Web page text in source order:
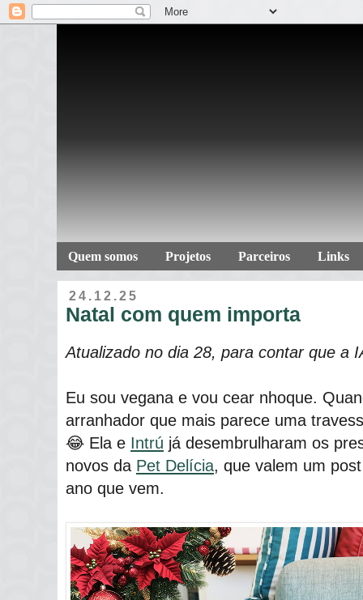
Quem somos Projetos Parceiros Links
24.12.25
Natal com quem importa
Atualizado no dia 28, para contar que a
Eu sou vegana e vou cear nhoque.
arranhador que mais parece uma
😂 Ela e Intrú já desembrulharam os
novos da Pet Delícia, que valem um
ano que vem.